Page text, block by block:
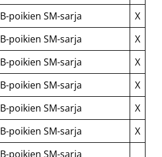
B-poikien SM-sarja
X
B-poikien SM-sarja
X
B-poikien SM-sarja
X
B-poikien SM-sarja
X
B-poikien SM-sarja
X
B-poikien SM-sarja
X
B-poikien SM-sarja